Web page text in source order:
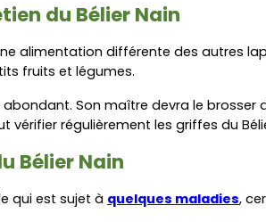
du Bélier Nain
alimentation différente des autres
fruits et légumes.
Son maître devra le
vérifier régulièrement les griffes du
Bélier Nain
qui est sujet à quelques maladies,